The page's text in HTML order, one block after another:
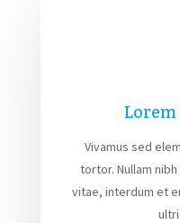
Vivamus sed
tortor. Nullam
vitae, interdum et